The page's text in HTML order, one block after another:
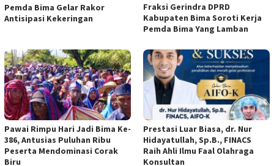
Pemda Bima Gelar Rakor
Antisipasi Kekeringan
Fraksi Gerindra DPRD
Kabupaten Bima Soroti Kerja
Pemda Bima Yang Lamban
Pawai Rimpu Hari Jadi Bima Ke-
386, Antusias Puluhan Ribu
Peserta Mendominasi Corak
Biru
Prestasi Luar Biasa, dr. Nur
Hidayatullah, Sp.B., FINACS
Raih Ahli Ilmu Faal Olahraga
Konsultan